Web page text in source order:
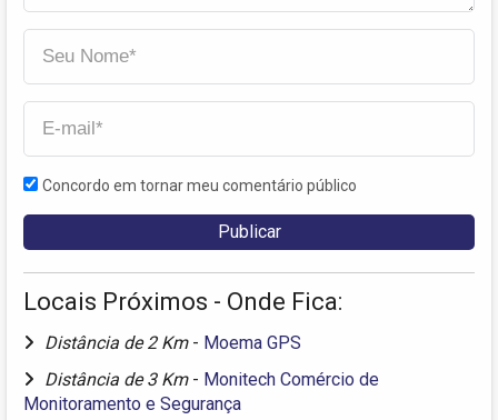
Concordo em tornar meu comentário público
Locais Próximos - Onde Fica:
Distância de 2 Km - Moema GPS
Distância de 3 Km - Monitech Comércio de
Monitoramento e Segurança